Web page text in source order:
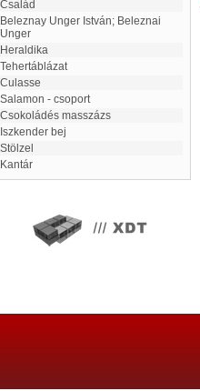
Család
Beleznay Unger István; Beleznai
Unger
Heraldika
Tehertáblázat
Culasse
Salamon - csoport
csokoládés masszázs
Iszkender bej
Stölzel
Kantár